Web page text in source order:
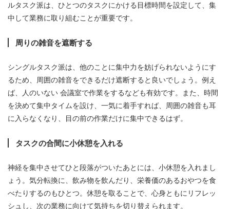
ルタスク派は、ひとつのタスクにかける目標時間を設定して、集
中して業務に取り組むことが重要です。
周りの雑音を遮断する
シングルタスク派は、他のことに集中力を妨げられないようにす
るため、周囲の雑音をできるだけ遮断すると良いでしょう。例え
ば、人のいない 会議室で作業をするなども有効です。また、時間
を決めて集中タイムを設け、一気に着手すれば、周囲の雑音も耳
に入らなくなり、目の前の作業だけに集中できるはず。
タスクの合間に小休憩を入れる
神経を集中させてひと段落がついたあとには、小休憩を入れまし
ょう。気分転換に、飲み物を飲んだり、栄養価のあるおやつを食
べたりするのもひとつ。休憩を取ることで、心身ともにリフレッ
シュし、次の業務に向けて気持ちを切り替えられます。